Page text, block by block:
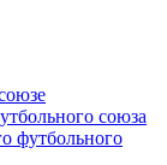
союза
футбольного